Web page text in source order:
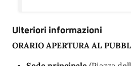
Ulteriori informazioni
ORARIO APERTURA AL